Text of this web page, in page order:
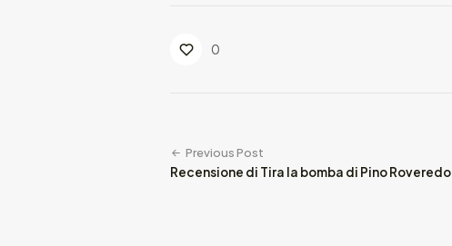
0
Previous Post
Recensione di Tira la bomba di Pino Roveredo